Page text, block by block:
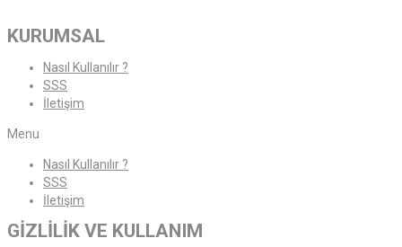
KURUMSAL
Nasıl Kullanılır ?
SSS
İletişim
Menu
Nasıl Kullanılır ?
SSS
İletişim
GİZLİLİK VE KULLANIM